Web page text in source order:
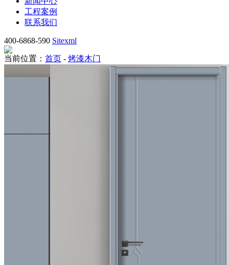
工程案例
联系我们
400-6868-590 Sitexml
当前位置： 首页 - 烤漆木门